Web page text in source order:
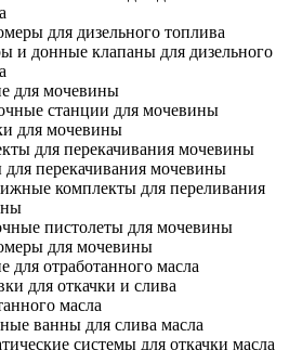
для дизельного топлива
и донные клапаны для дизельного
для мочевины
станции для мочевины
для мочевины
для перекачивания мочевины
перекачивания мочевины
комплекты для переливания
пистолеты для мочевины
для мочевины
для отработанного масла
для откачки и слива
масла
ванны для слива масла
системы для откачки масла